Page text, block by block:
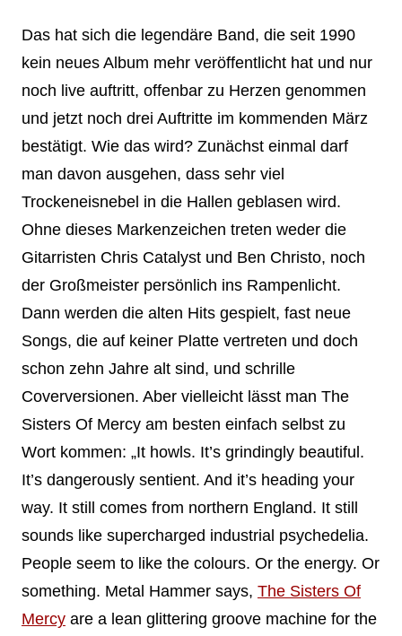
Das hat sich die legendäre Band, die seit 1990
kein neues Album mehr veröffentlicht hat und nur
noch live auftritt, offenbar zu Herzen genommen
und jetzt noch drei Auftritte im kommenden März
bestätigt. Wie das wird? Zunächst einmal darf
man davon ausgehen, dass sehr viel
Trockeneisnebel in die Hallen geblasen wird.
Ohne dieses Markenzeichen treten weder die
Gitarristen Chris Catalyst und Ben Christo, noch
der Großmeister persönlich ins Rampenlicht.
Dann werden die alten Hits gespielt, fast neue
Songs, die auf keiner Platte vertreten und doch
schon zehn Jahre alt sind, und schrille
Coverversionen. Aber vielleicht lässt man The
Sisters Of Mercy am besten einfach selbst zu
Wort kommen: „It howls. It’s grindingly beautiful.
It’s dangerously sentient. And it’s heading your
way. It still comes from northern England. It still
sounds like supercharged industrial psychedelia.
People seem to like the colours. Or the energy. Or
something. Metal Hammer says, The Sisters Of
Mercyare a lean glittering groove machine for the